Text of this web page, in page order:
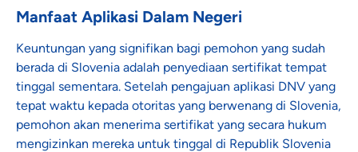
Manfaat Aplikasi Dalam Negeri
Keuntungan yang signifikan bagi pemohon yang sudah
berada di Slovenia adalah penyediaan sertifikat tempat
tinggal sementara. Setelah pengajuan aplikasi DNV yang
tepat waktu kepada otoritas yang berwenang di Slovenia,
pemohon akan menerima sertifikat yang secara hukum
mengizinkan mereka untuk tinggal di Republik Slovenia